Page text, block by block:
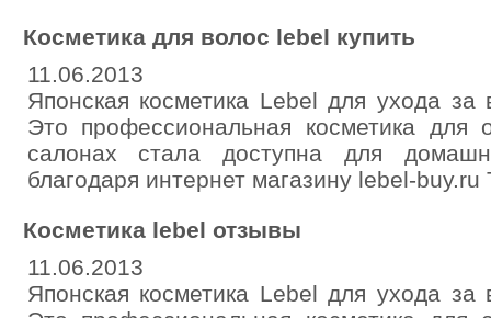
Косметика для волос lebel купить
11.06.2013
Японская косметика Lebel для ухода
Это профессиональная косметика для
салонах стала доступна для
благодаря интернет магазину lebel-
Косметика lebel отзывы
11.06.2013
Японская косметика Lebel для ухода